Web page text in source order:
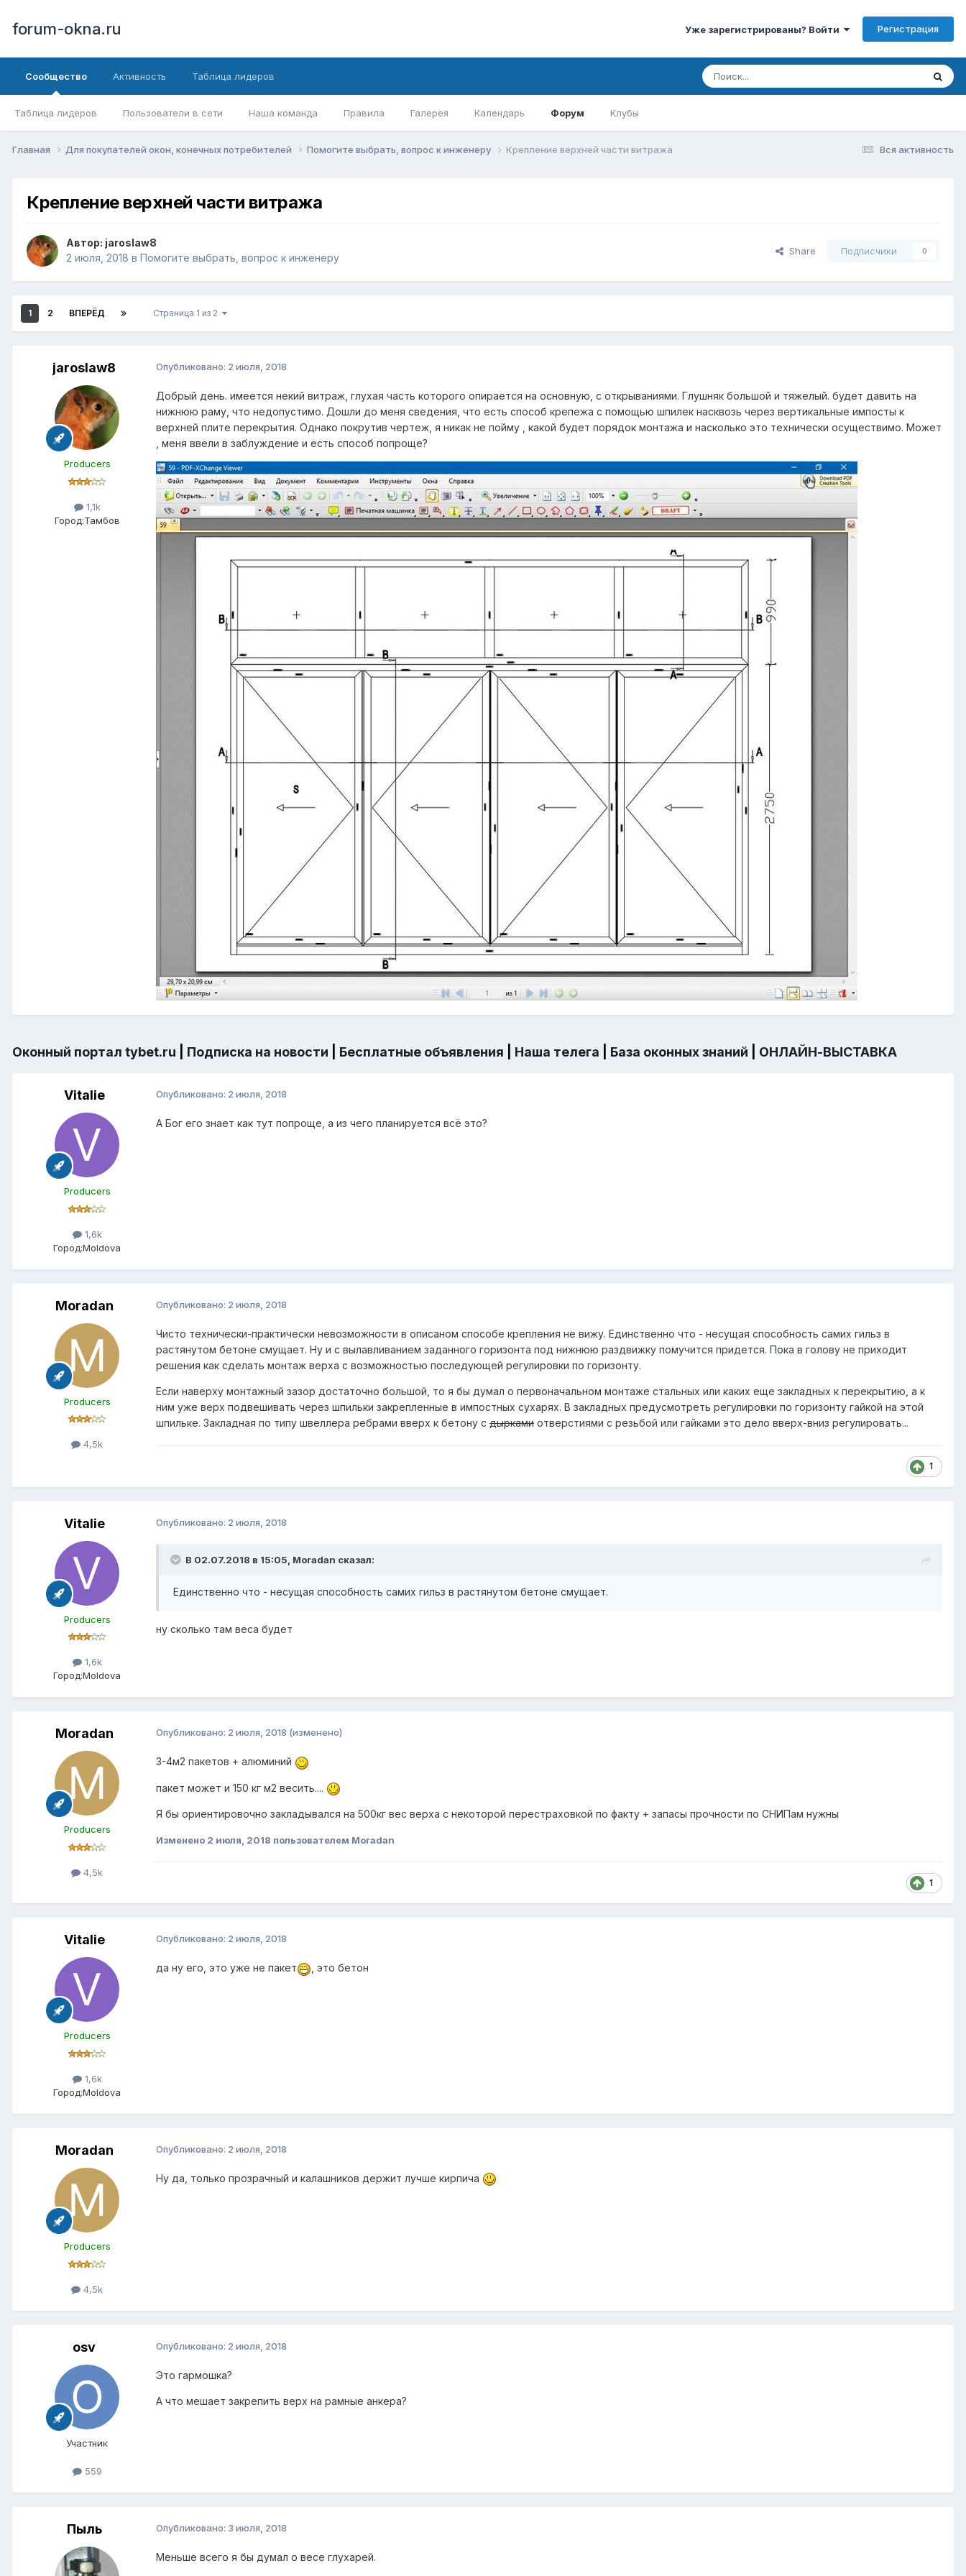
forum-okna.ru Уже зарегистрированы? Войти Регистрация
Сообщество
Таблица лидеров Пользователи в сети Наша команда Правила Галерея Календарь Форум Клубы
Активность Таблица лидеров
Вся активность
Главная Для покупателей окон, конечных потребителей Помогите выбрать, вопрос к инженеру Крепление верхней части витража
Крепление верхней части витража
Автор: jaroslaw8
2 июля, 2018 в Помогите выбрать, вопрос к инженеру
Share Подписчики 0
1 2 ВПЕРЁД Страница 1 из 2
jaroslaw8
Producers
1,1k
Город:Тамбов
Опубликовано: 2 июля, 2018
Добрый день. имеется некий витраж, глухая часть которого опирается на основную, с открываниями. Глушняк большой и тяжелый. будет давить на
нижнюю раму, что недопустимо. Дошли до меня сведения, что есть способ крепежа с помощью шпилек насквозь через вертикальные импосты к
верхней плите перекрытия. Однако покрутив чертеж, я никак не пойму , какой будет порядок монтажа и насколько это технически осуществимо. Может
, меня ввели в заблуждение и есть способ попроще?
Оконный портал tybet.ru Подписка на новости Бесплатные объявления Наша телега База оконных знаний ОНЛАЙН-ВЫСТАВКА
Vitalie
Producers
1,6k
Город:Moldova
Опубликовано: 2 июля, 2018
А Бог его знает как тут попроще, а из чего планируется всё это?
Moradan
Producers
4,5k
Опубликовано: 2 июля, 2018
Чисто технически-практически невозможности в описаном способе крепления не вижу. Единственно что - несущая способность самих гильз в
растянутом бетоне смущает. Ну и с вылавливанием заданного горизонта под нижнюю раздвижку помучится придется. Пока в голову не приходит
решения как сделать монтаж верха с возможностью последующей регулировки по горизонту.
Если наверху монтажный зазор достаточно большой, то я бы думал о первоначальном монтаже стальных или каких еще закладных к перекрытию, а к
ним уже верх подвешивать через шпильки закрепленные в импостных сухарях. В закладных предусмотреть регулировки по горизонту гайкой на этой
шпильке. Закладная по типу швеллера ребрами вверх к бетону с дырками отверстиями с резьбой или гайками это дело вверх-вниз регулировать...
1
Vitalie
Producers
1,6k
Город:Moldova
Опубликовано: 2 июля, 2018
В 02.07.2018 в 15:05, Moradan сказал:
Единственно что - несущая способность самих гильз в растянутом бетоне смущает.
ну сколько там веса будет
Moradan
Producers
4,5k
Опубликовано: 2 июля, 2018 (изменено)
3-4м2 пакетов + алюминий
пакет может и 150 кг м2 весить....
Я бы ориентировочно закладывался на 500кг вес верха с некоторой перестраховкой по факту + запасы прочности по СНИПам нужны
Изменено 2 июля, 2018 пользователем Moradan
1
Vitalie
Producers
1,6k
Город:Moldova
Опубликовано: 2 июля, 2018
да ну его, это уже не пакет , это бетон
Moradan
Producers
4,5k
Опубликовано: 2 июля, 2018
Ну да, только прозрачный и калашников держит лучше кирпича
osv
Участник
559
Опубликовано: 2 июля, 2018
Это гармошка?
А что мешает закрепить верх на рамные анкера?
Пыль Опубликовано: 3 июля, 2018
Меньше всего я бы думал о весе глухарей.